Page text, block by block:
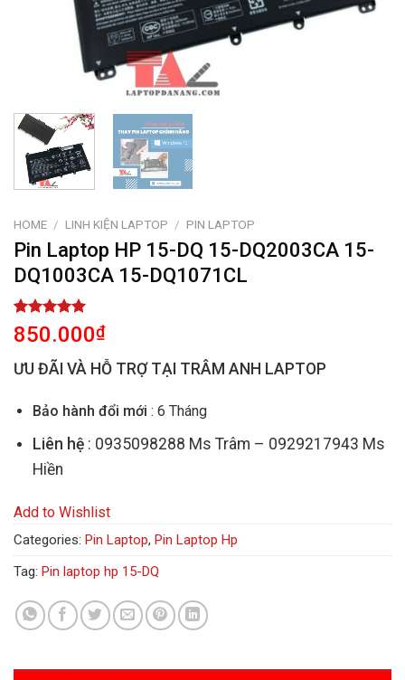
HOME / LINH KIỆN LAPTOP / PIN LAPTOP
Pin Laptop HP 15-DQ 15-DQ2003CA 15-
DQ1003CA 15-DQ1071CL
Rated
5.00
out of 5
based on
1
customer
850.000₫
ƯU ĐÃI VÀ HỖ TRỢ TẠI TRÂM ANH LAPTOP
Bảo hành đổi mới : 6 Tháng
Liên hệ: 0935098288 Ms Trâm – 0929217943 Ms
Hiền
Add to Wishlist
Categories: Pin Laptop, Pin Laptop Hp
Tag: Pin laptop hp 15-DQ